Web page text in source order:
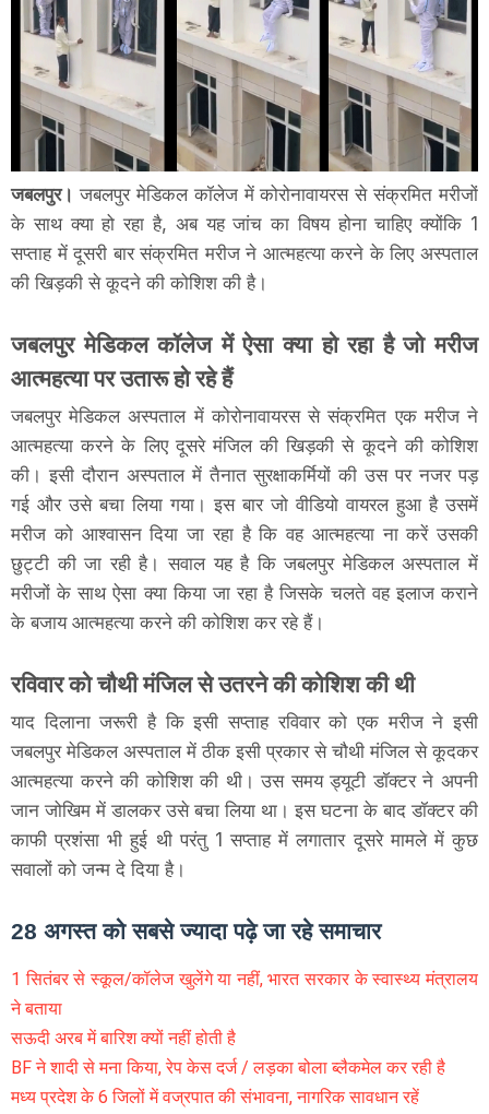
जबलपुर। जबलपुर मेडिकल कॉलेज में कोरोनावायरस से संक्रमित मरीजों
के साथ क्या हो रहा है, अब यह जांच का विषय होना चाहिए क्योंकि 1
सप्ताह में दूसरी बार संक्रमित मरीज ने आत्महत्या करने के लिए अस्पताल
की खिड़की से कूदने की कोशिश की है।
जबलपुर मेडिकल कॉलेज में ऐसा क्या हो रहा है जो मरीज
आत्महत्या पर उतारू हो रहे हैं
जबलपुर मेडिकल अस्पताल में कोरोनावायरस से संक्रमित एक मरीज ने
आत्महत्या करने के लिए दूसरे मंजिल की खिड़की से कूदने की कोशिश
की। इसी दौरान अस्पताल में तैनात सुरक्षाकर्मियों की उस पर नजर पड़
गई और उसे बचा लिया गया। इस बार जो वीडियो वायरल हुआ है उसमें
मरीज को आश्वासन दिया जा रहा है कि वह आत्महत्या ना करें उसकी
छुट्टी की जा रही है। सवाल यह है कि जबलपुर मेडिकल अस्पताल में
मरीजों के साथ ऐसा क्या किया जा रहा है जिसके चलते वह इलाज कराने
के बजाय आत्महत्या करने की कोशिश कर रहे हैं।
रविवार को चौथी मंजिल से उतरने की कोशिश की थी
याद दिलाना जरूरी है कि इसी सप्ताह रविवार को एक मरीज ने इसी
जबलपुर मेडिकल अस्पताल में ठीक इसी प्रकार से चौथी मंजिल से कूदकर
आत्महत्या करने की कोशिश की थी। उस समय ड्यूटी डॉक्टर ने अपनी
जान जोखिम में डालकर उसे बचा लिया था। इस घटना के बाद डॉक्टर की
काफी प्रशंसा भी हुई थी परंतु 1 सप्ताह में लगातार दूसरे मामले में कुछ
सवालों को जन्म दे दिया है।
28 अगस्त को सबसे ज्यादा पढ़े जा रहे समाचार
1 सितंबर से स्कूल/कॉलेज खुलेंगे या नहीं, भारत सरकार के स्वास्थ्य मंत्रालय
ने बताया
सऊदी अरब में बारिश क्यों नहीं होती है
BF ने शादी से मना किया, रेप केस दर्ज / लड़का बोला ब्लैकमेल कर रही है
मध्य प्रदेश के 6 जिलों में वज्रपात की संभावना, नागरिक सावधान रहें